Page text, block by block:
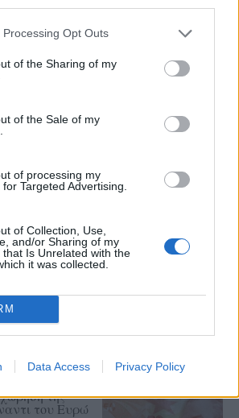
Opt Outs
of the Sharing of my
of the Sale of my
of processing my
Targeted Advertising.
of Collection, Use,
and/or Sharing of my
that Is Unrelated with the
it was collected.
Data Access Privacy Policy
των
υπόθεση των
και πάλι ο
του
στην
της πιο
των
σύνταξη
πληθωρισμού
της
του Ευρώ